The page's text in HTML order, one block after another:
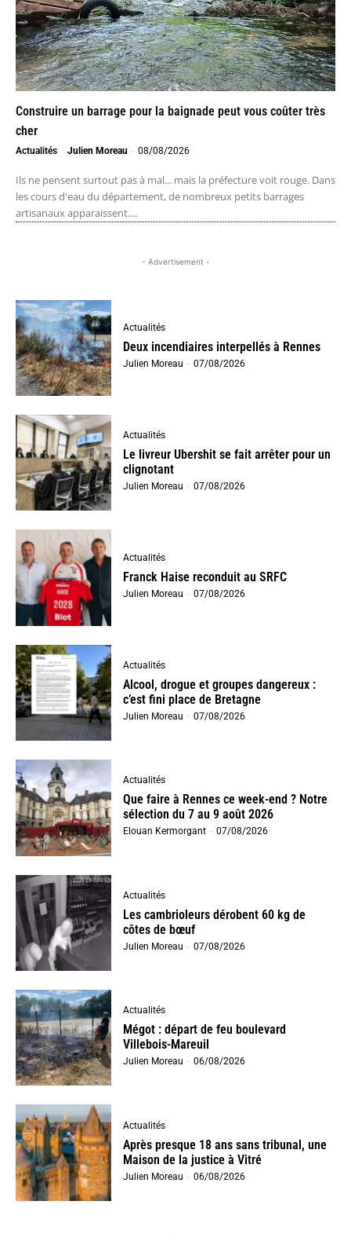
Construire un barrage pour la baignade peut vous coûter très
cher
Actualités Julien Moreau - 08/08/2026
Ils ne pensent surtout pas à mal... mais la préfecture voit rouge. Dans
les cours d'eau du département, de nombreux petits barrages
artisanaux apparaissent....
- Advertisement -
Actualités
Deux incendiaires interpellés à Rennes
Julien Moreau - 07/08/2026
Actualités
Le livreur Ubershit se fait arrêter pour un
clignotant
Julien Moreau - 07/08/2026
Actualités
Franck Haise reconduit au SRFC
Julien Moreau - 07/08/2026
Actualités
Alcool, drogue et groupes dangereux :
c’est fini place de Bretagne
Julien Moreau - 07/08/2026
Actualités
Que faire à Rennes ce week-end ? Notre
sélection du 7 au 9 août 2026
Elouan Kermorgant - 07/08/2026
Actualités
Les cambrioleurs dérobent 60 kg de
côtes de bœuf
Julien Moreau - 07/08/2026
Actualités
Mégot : départ de feu boulevard
Villebois-Mareuil
Julien Moreau - 06/08/2026
Actualités
Après presque 18 ans sans tribunal, une
Maison de la justice à Vitré
Julien Moreau - 06/08/2026